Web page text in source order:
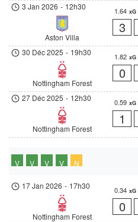
3 Jan 2026 - 12h30
Aston Villa
1.64 xG
3
30 Déc 2025 - 19h30
Nottingham Forest
1.82 xG
0
27 Déc 2025 - 12h30
Nottingham Forest
0.59 xG
1
V V V V N
17 Jan 2026 - 17h30
Nottingham Forest
0.34 xG
0